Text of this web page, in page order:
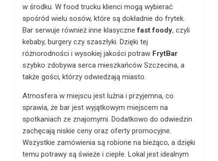
w środku. W food trucku klienci mogą wybierać
spośród wielu sosów, które są dokładnie do frytek.
Bar serwuje również inne klasycznefast foody, czyli
kebaby, burgery czy szaszłyki. Dzięki tej
różnorodności i wysokiej jakości potraw FrytBar
szybko zdobywa serca mieszkańców Szczecina, a
także gości, którzy odwiedzają miasto.
Atmosfera w miejscu jest luźna i przyjemna, co
sprawia, że bar jest wyjątkowym miejscem na
spotkaniach ze znajomymi. Dodatkowo do odwiedzin
zachęcają niskie ceny oraz oferty promocyjne.
Wszystkie zamówienia są robione na bieżąco, a dzięki
temu potrawy są świeże i ciepłe. Lokal jest idealnym